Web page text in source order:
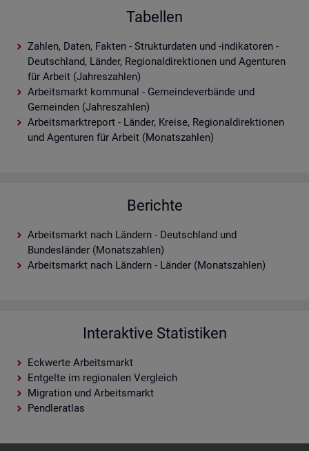
Tabellen
Zahlen, Daten, Fakten - Strukturdaten und -indikatoren -
Deutschland, Länder, Regionaldirektionen und Agenturen
für Arbeit (Jahreszahlen)
Arbeitsmarkt kommunal - Gemeindeverbände und
Gemeinden (Jahreszahlen)
Arbeitsmarktreport - Länder, Kreise, Regionaldirektionen
und Agenturen für Arbeit (Monatszahlen)
Berichte
Arbeitsmarkt nach Ländern - Deutschland und
Bundesländer (Monatszahlen)
Arbeitsmarkt nach Ländern - Länder (Monatszahlen)
Interaktive Statistiken
Eckwerte Arbeitsmarkt
Entgelte im regionalen Vergleich
Migration und Arbeitsmarkt
Pendleratlas